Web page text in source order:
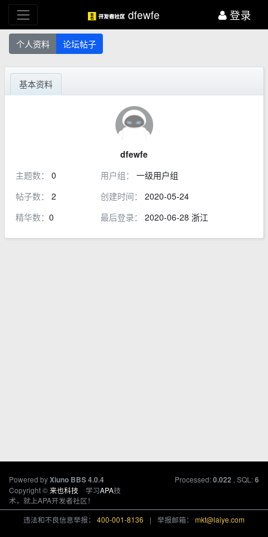
dfewfe 登录
个人资料 论坛帖子
基本资料
dfewfe
主题数： 0
帖子数： 2
精华数： 0
用户组： 一级用户组
创建时间： 2020-05-24
最后登录： 2020-06-28 浙江
Powered byXiuno BBS4.0.4
Copyright ©来也科技 学习APA技
术，就上APA开发者社区！
Processed:0.022 , SQL:6
违法和不良信息举报： 400-001-8136 | 举报邮箱： mkt@laiye.com